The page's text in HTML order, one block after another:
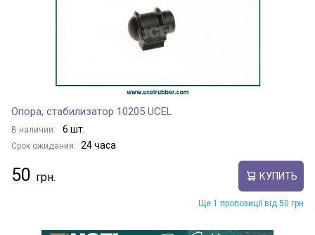
Опора, стабилизатор 10205 UCEL
В наличии: 6 шт.
Срок ожидания: 24 часа
50 КУПИТЬ
Ще 1 пропозиції від 50 грн